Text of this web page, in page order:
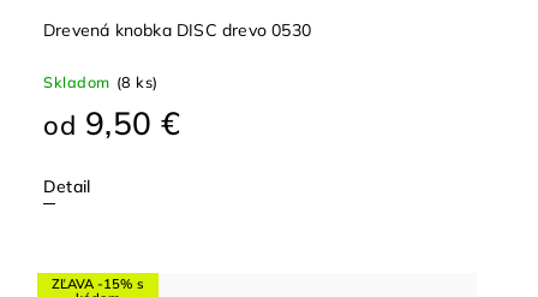
Drevená knobka DISC drevo 0530
Skladom (8 ks)
od 9,50 €
Detail
ZĽAVA -15% s